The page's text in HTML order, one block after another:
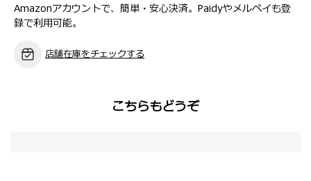
Amazonアカウントで、簡単・安心決済。Paidyやメルペイも登
録で利用可能。
店舗在庫をチェックする
こちらもどうぞ